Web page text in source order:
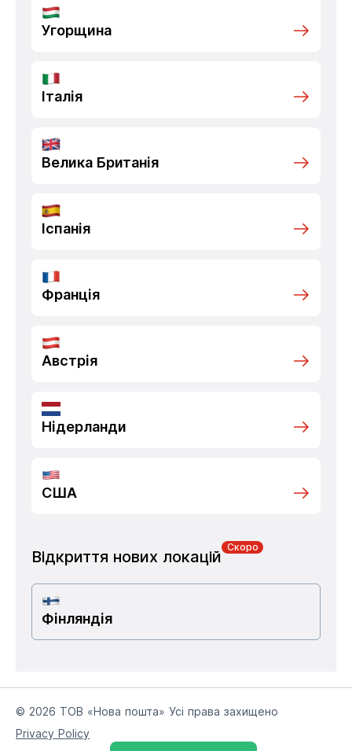
Угорщина
Італія
Велика Британія
Іспанія
Франція
Австрія
Нідерланди
США
Відкриття нових локацій
Скоро
Фінляндія
© 2026 ТОВ «Нова пошта» Усі права захищено
Privacy Policy